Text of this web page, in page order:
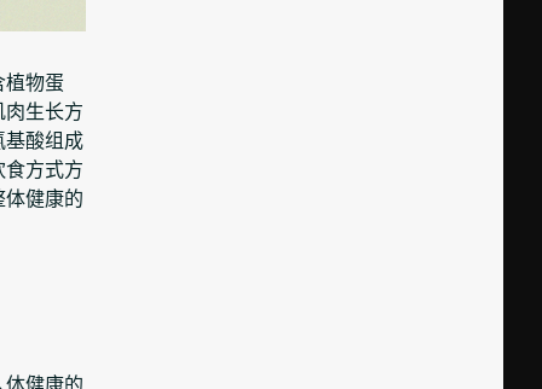
植物蛋
生长方
基酸组成
方式方
健康的
健康的